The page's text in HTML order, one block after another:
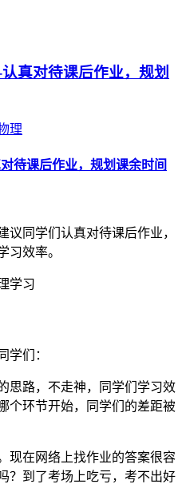
真对待课后作业，规划
理
待课后作业，规划课余时间
议同学们认真对待课后作业，
习效率。
学们：
思路，不走神，同学们学习效
个环节开始，同学们的差距被
现在网络上找作业的答案很容
？到了考场上吃亏，考不出好